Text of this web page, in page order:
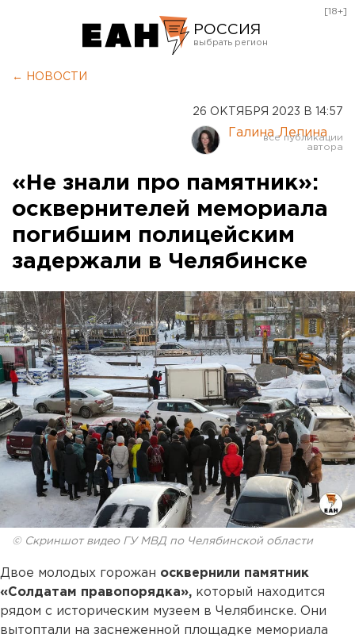
РОССИЯ
Курган
Оренбург
[18+]
← НОВОСТИ
26 ОКТЯБРЯ 2023 В 14:57
Галина Лепина
«Не знали про памятник»:
осквернителей мемориала
погибшим полицейским
задержали в Челябинске
© Скриншот видео ГУ МВД по Челябинской области
Двое молодых горожан осквернили памятник
«Солдатам правопорядка», который находится
рядом с историческим музеем в Челябинске. Они
вытоптали на заснеженной площадке мемориала